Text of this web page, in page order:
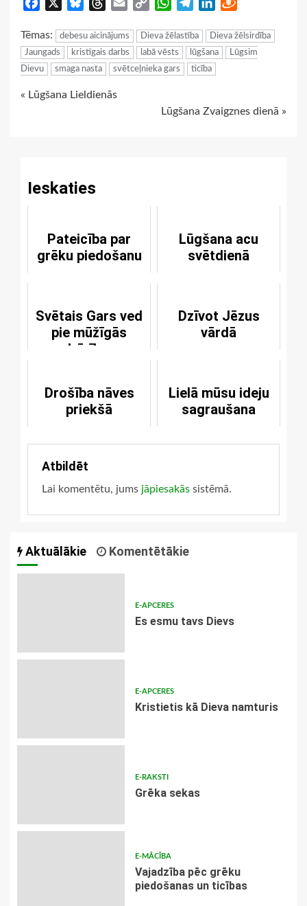
Facebook BlueskyThreads
Email
Copy
WhatsApp
TelegramLinkedIn
Tēmas: debesu aicinājums Dieva žēlastība
Dieva žēlsirdība
Jaungads
kristīgais darbs labā vēsts lūgšana
Lūgsim
Dievu
smaga nasta svētceļnieka gars ticība
Continue
« Lūgšana Lieldienās
Lūgšana Zvaigznes dienā »
Ieskaties
Pateicība par
grēku piedošanu
Lūgšana acu
svētdienā
Svētais Gars ved
pie mūžīgās
dzīvības
Dzīvot Jēzus
vārdā
Drošība nāves
priekšā
Lielā mūsu ideju
sagraušana
Atbildēt
Lai komentētu, jums jāpiesakās sistēmā.
Aktuālākie Komentētākie
E-APCERES
Es esmu tavs Dievs
E-APCERES
Kristietis kā Dieva namturis
E-RAKSTI
Grēka sekas
E-MĀCĪBA
Vajadzība pēc grēku
piedošanas un ticības